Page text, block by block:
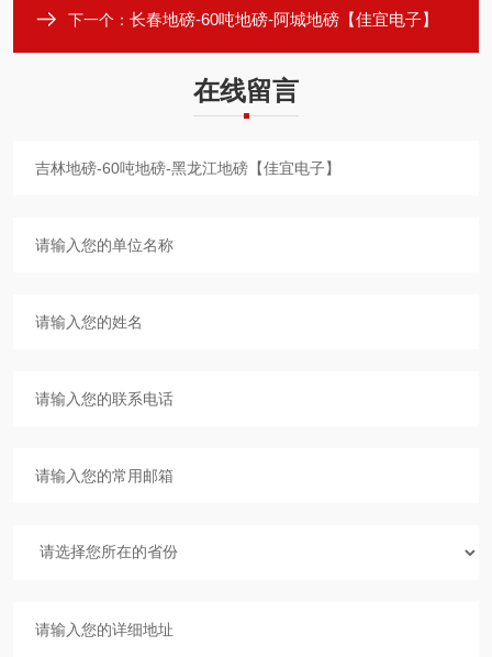
下一个： 长春地磅-60吨地磅-阿城地磅【佳宜电子】
在线留言